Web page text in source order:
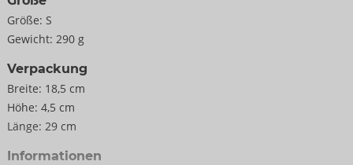
Größe: S
Gewicht: 290 g
Verpackung
Breite: 18,5 cm
Höhe: 4,5 cm
Länge: 29 cm
Informationen